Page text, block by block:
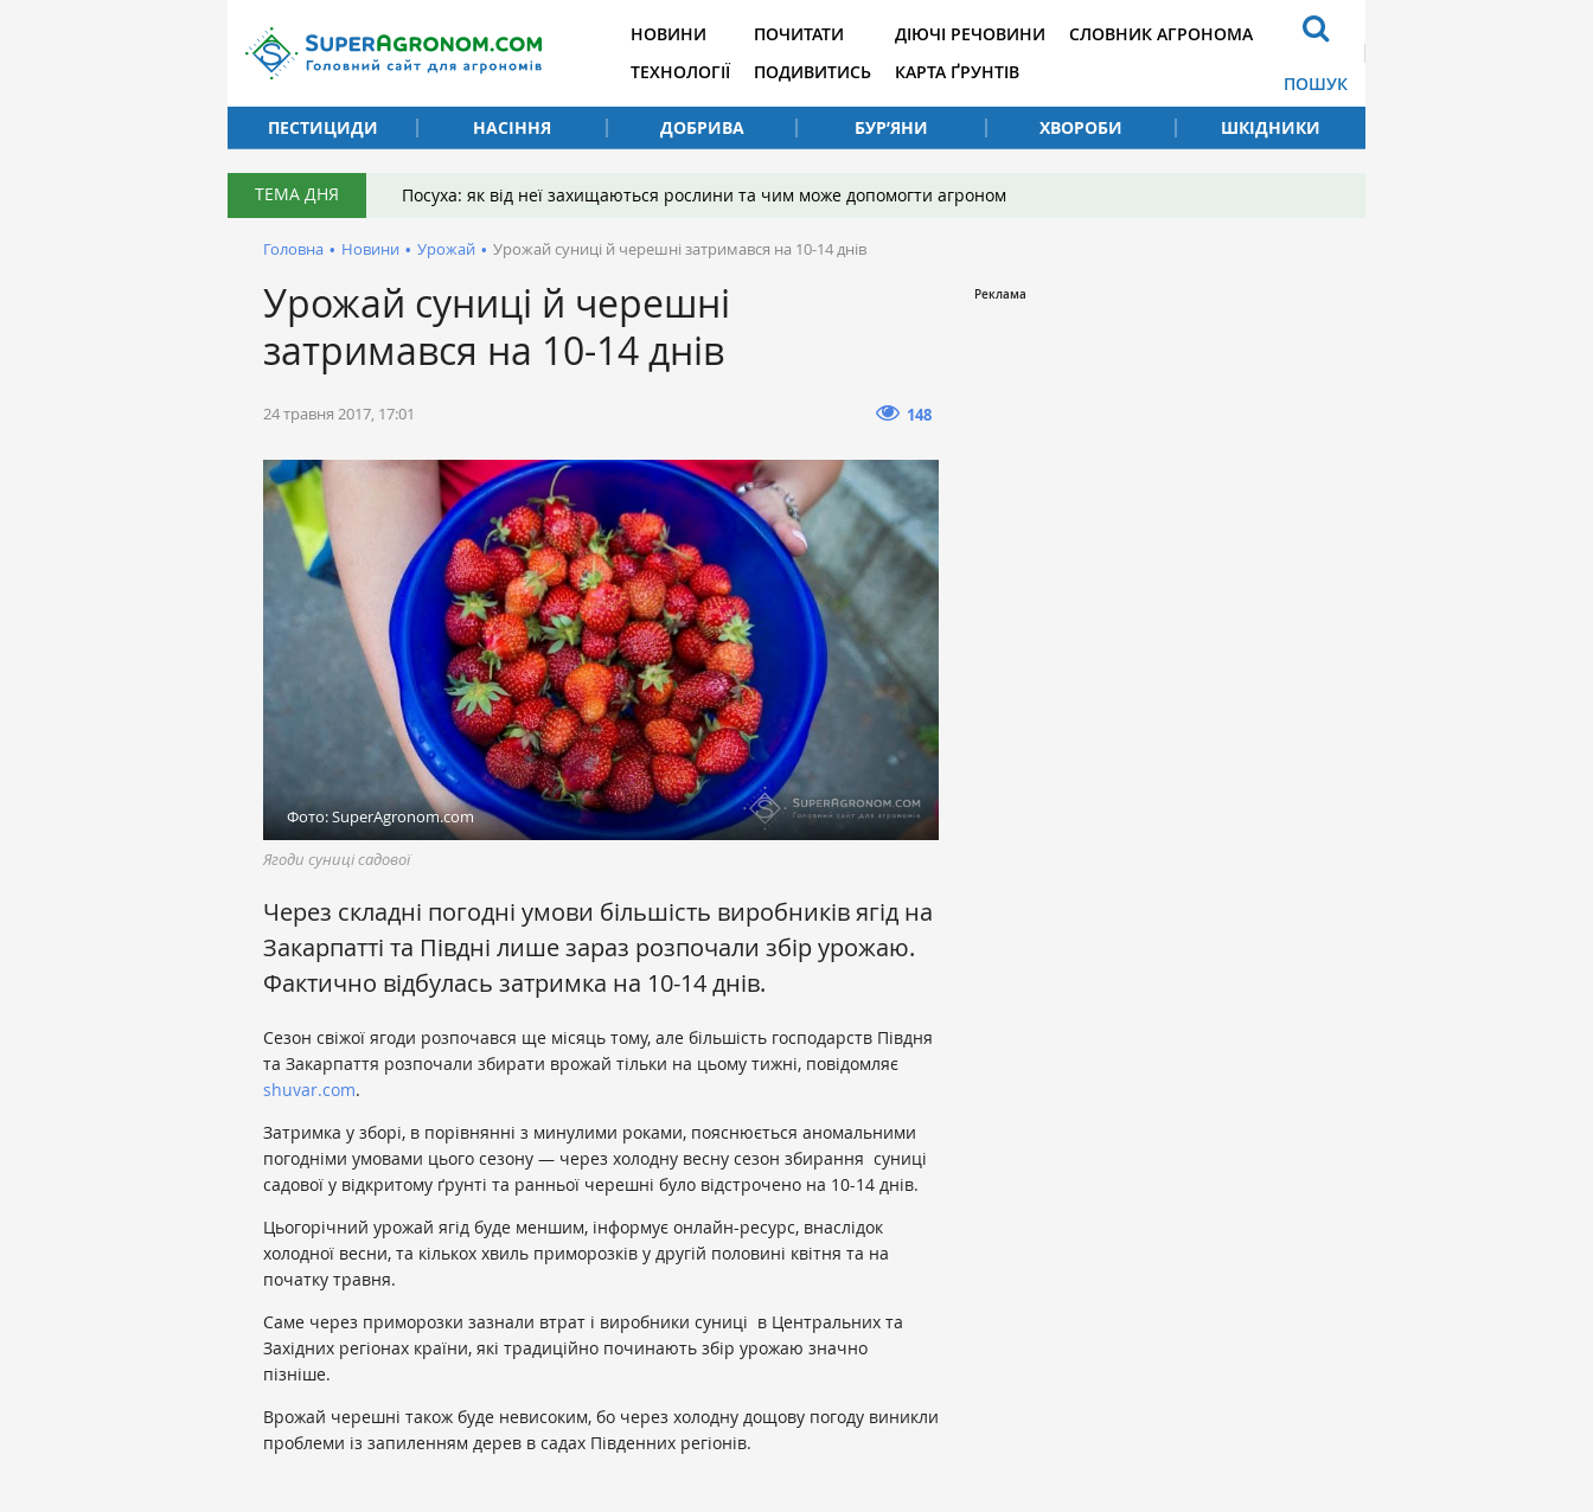
НОВИНИ
ТЕХНОЛОГІЇ
ПОЧИТАТИ
ПОДИВИТИСЬ
ДІЮЧІ РЕЧОВИНИ
КАРТА ҐРУНТІВ
СЛОВНИК АГРОНОМА
ПОШУК
ПЕСТИЦИДИ
НАСІННЯ ДОБРИВА БУР’ЯНИ ХВОРОБИ ШКІДНИКИ
ТЕМА ДНЯ Посуха: як від неї захищаються рослини та чим може допомогти агроном
Головна • Новини • Урожай • Урожай суниці й черешні затримався на 10-14 днів
Урожай суниці й черешні
затримався на 10-14 днів
24 травня 2017, 17:01 148
Фото: SuperAgronom.com
Ягоди суниці садової
Через складні погодні умови більшість виробників ягід на
Закарпатті та Півдні лише зараз розпочали збір урожаю.
Фактично відбулась затримка на 10-14 днів.
Сезон свіжої ягоди розпочався ще місяць тому, але більшість господарств Півдня
та Закарпаття розпочали збирати врожай тільки на цьому тижні, повідомляє
shuvar.com.
Затримка у зборі, в порівнянні з минулими роками, пояснюється аномальними
погодніми умовами цього сезону — через холодну весну сезон збирання суниці
садової у відкритому ґрунті та ранньої черешні було відстрочено на 10-14 днів.
Цьогорічний урожай ягід буде меншим, інформує онлайн-ресурс, внаслідок
холодної весни, та кількох хвиль приморозків у другій половині квітня та на
початку травня.
Саме через приморозки зазнали втрат і виробники суниці в Центральних та
Західних регіонах країни, які традиційно починають збір урожаю значно
пізніше.
Врожай черешні також буде невисоким, бо через холодну дощову погоду виникли
проблеми із запиленням дерев в садах Південних регіонів.